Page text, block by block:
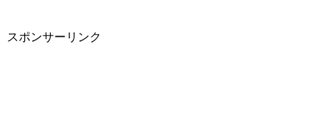
スポンサーリンク